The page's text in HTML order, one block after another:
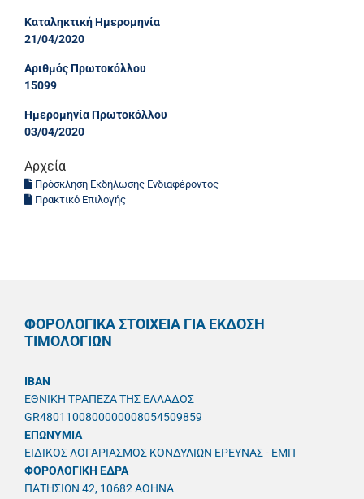
Καταληκτική Ημερομηνία
21/04/2020
Αριθμός Πρωτοκόλλου
15099
Ημερομηνία Πρωτοκόλλου
03/04/2020
Αρχεία
Πρόσκληση Εκδήλωσης Ενδιαφέροντος
Πρακτικό Επιλογής
ΦΟΡΟΛΟΓΙΚΑ ΣΤΟΙΧΕΙΑ ΓΙΑ ΕΚΔΟΣΗ
ΤΙΜΟΛΟΓΙΩΝ
IBAN
ΕΘΝΙΚΗ ΤΡΑΠΕΖΑ ΤΗΣ ΕΛΛΑΔΟΣ
GR4801100800000008054509859
ΕΠΩΝΥΜΙΑ
ΕΙΔΙΚΟΣ ΛΟΓΑΡΙΑΣΜΟΣ ΚΟΝΔΥΛΙΩΝ ΕΡΕΥΝΑΣ - ΕΜΠ
ΦΟΡΟΛΟΓΙΚΗ ΕΔΡΑ
ΠΑΤΗΣΙΩΝ 42, 10682 ΑΘΗΝΑ